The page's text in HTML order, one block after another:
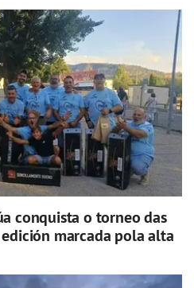
conquista o torneo das
marcada pola alta